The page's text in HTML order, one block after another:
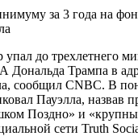
упал до трехлетнего
Дональда Трампа в
сообщил CNBC. В
Пауэлла, назвав
Поздно» и
сети Truth